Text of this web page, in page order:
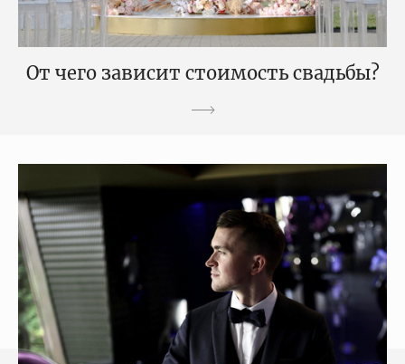
От чего зависит стоимость свадьбы?